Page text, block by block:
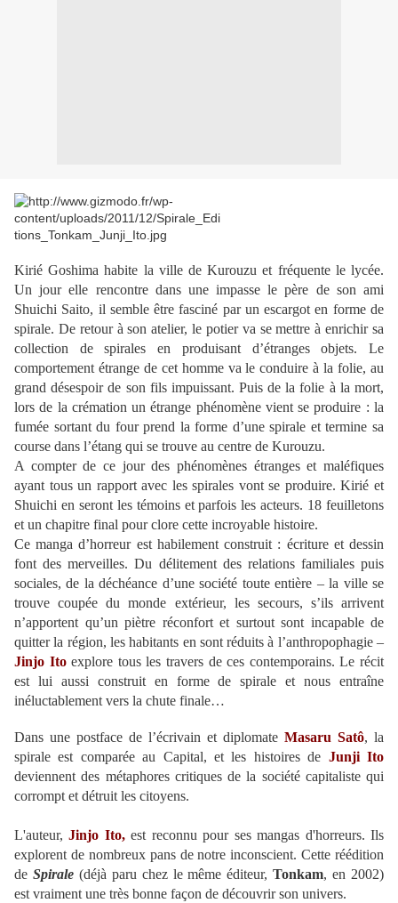
Kirié Goshima habite la ville de Kurouzu et fréquente le lycée.
Un jour elle rencontre dans une impasse le père de son ami
Shuichi Saito, il semble être fasciné par un escargot en forme de
spirale. De retour à son atelier, le potier va se mettre à enrichir sa
collection de spirales en produisant d’étranges objets. Le
comportement étrange de cet homme va le conduire à la folie, au
grand désespoir de son fils impuissant. Puis de la folie à la mort,
lors de la crémation un étrange phénomène vient se produire : la
fumée sortant du four prend la forme d’une spirale et termine sa
course dans l’étang qui se trouve au centre de Kurouzu.
A compter de ce jour des phénomènes étranges et maléfiques
ayant tous un rapport avec les spirales vont se produire. Kirié et
Shuichi en seront les témoins et parfois les acteurs. 18 feuilletons
et un chapitre final pour clore cette incroyable histoire.
Ce manga d’horreur est habilement construit : écriture et dessin
font des merveilles. Du délitement des relations familiales puis
sociales, de la déchéance d’une société toute entière – la ville se
trouve coupée du monde extérieur, les secours, s’ils arrivent
n’apportent qu’un piètre réconfort et surtout sont incapable de
quitter la région, les habitants en sont réduits à l’anthropophagie –
Jinjo Itoexplore tous les travers de ces contemporains. Le récit
est lui aussi construit en forme de spirale et nous entraîne
inéluctablement vers la chute finale…
Dans une postface de l’écrivain et diplomate Masaru Satô, la
spirale est comparée au Capital, et les histoires de Junji Ito
deviennent des métaphores critiques de la société capitaliste qui
corrompt et détruit les citoyens.
L'auteur, Jinjo Ito, est reconnu pour ses mangas d'horreurs. Ils
explorent de nombreux pans de notre inconscient. Cette réédition
de Spirale(déjà paru chez le même éditeur,Tonkam, en 2002)
est vraiment une très bonne façon de découvrir son univers.